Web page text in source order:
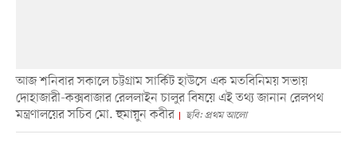
আজ শনিবার সকালে চট্টগ্রাম সার্কিট হাউসে এক মতবিনিময় সভায়
দোহাজারী-কক্সবাজার রেললাইন চালুর বিষয়ে এই তথ্য জানান রেলপথ
মন্ত্রণালয়ের সচিব মো. হুমায়ুন কবীর
ছবি: প্রথম আলো